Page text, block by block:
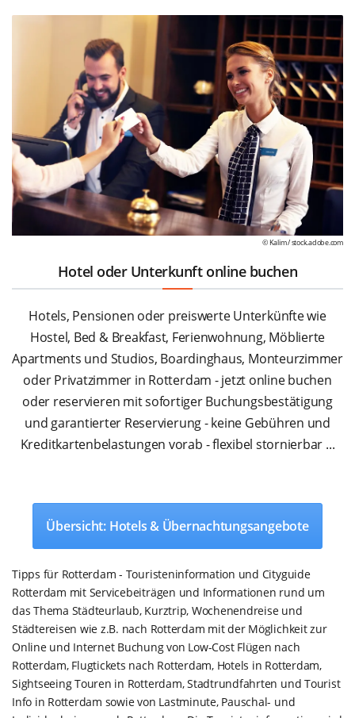
© Kalim /stock.adobe.com
Hotel oder Unterkunft online buchen
Hotels, Pensionen oder preiswerte Unterkünfte wie
Hostel, Bed & Breakfast, Ferienwohnung, Möblierte
Apartments und Studios, Boardinghaus, Monteurzimmer
oder Privatzimmer in Rotterdam - jetzt online buchen
oder reservieren mit sofortiger Buchungsbestätigung
und garantierter Reservierung - keine Gebühren und
Kreditkartenbelastungen vorab - flexibel stornierbar ...
Übersicht: Hotels & Übernachtungsangebote
Tipps für Rotterdam - Touristeninformation und Cityguide
Rotterdam mit Servicebeiträgen und Informationen rund um
das Thema Städteurlaub, Kurztrip, Wochenendreise und
Städtereisen wie z.B. nach Rotterdam mit der Möglichkeit zur
Online und Internet Buchung von Low-Cost Flügen nach
Rotterdam, Flugtickets nach Rotterdam, Hotels in Rotterdam,
Sightseeing Touren in Rotterdam, Stadtrundfahrten und Tourist
Info in Rotterdam sowie von Lastminute, Pauschal- und